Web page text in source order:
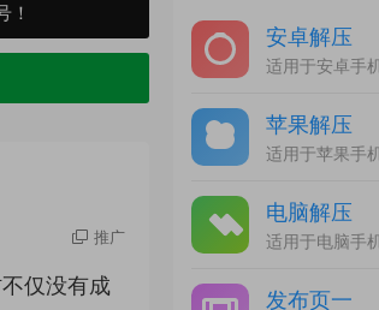
！
推广
仅没有成
安卓解压
适用于安卓手
苹果解压
适用于苹果手
电脑解压
适用于电脑手
发布页一